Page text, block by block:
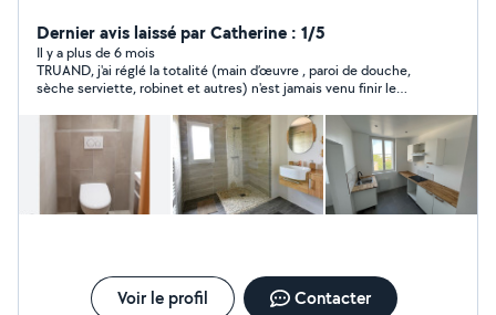
Dernier avis laissé par Catherine : 1/5
Il y a plus de 6 mois
TRUAND, j'ai réglé la totalité (main d’œuvre , paroi de douche,
sèche serviette, robinet et autres) n'est jamais venu finir le
prétextant un souci familial, ce que je pouvais comprendre.
Puis ne répond ni au tél, ni aux mails. Et cerise sur le gâteau, le
travail est mal fait. Faïence mal posée, joints mal faits, trous
pour robinetterie pas alignés. Et maintenant je dois trouver
quelqu'un qui accepte de passer derrière.
Voir le profil Contacter